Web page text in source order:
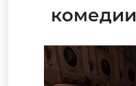
комедии